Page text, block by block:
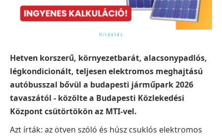
Hetven korszerű, környezetbarát, alacsonypadlós,
légkondicionált, teljesen elektromos meghajtású
autóbusszal bővül a budapesti járműpark 2026
tavaszától - közölte a Budapesti Közlekedési
Központ csütörtökön az MTI-vel.
Azt írták: az ötven szóló és húsz csuklós elektromos